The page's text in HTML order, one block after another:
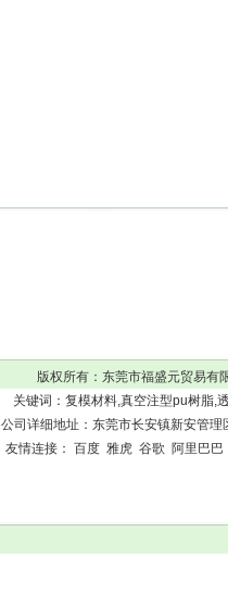
版权所有： 东莞市福盛元贸易有
关键词： 复模材料,真空注型pu树脂,
公司详细地址：东莞市长安镇新安管
友情连接： 百度 雅虎 谷歌 阿里巴巴